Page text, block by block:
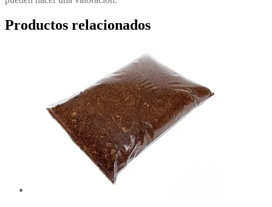
Productos relacionados